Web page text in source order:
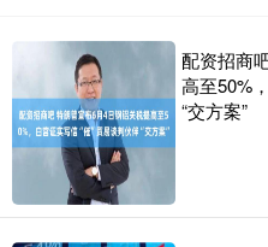
配资招商
高至50%
“交方案”